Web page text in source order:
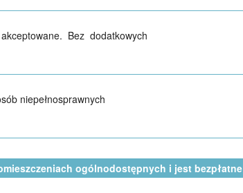
Bez dodatkowych
niepełnosprawnych
ogólnodostępnych i jest bezpłatne